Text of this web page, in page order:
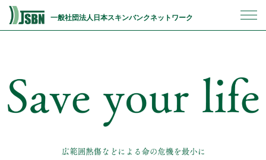
一般社団法人日本スキンバンクネットワーク